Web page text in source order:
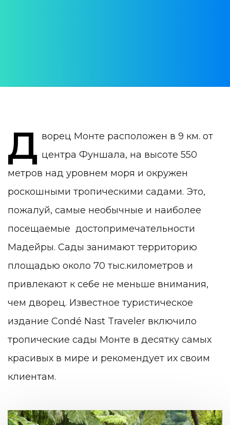
Д ворец Монте расположен в 9 км. от
центра Фуншала, на высоте 550
метров над уровнем моря и окружен
роскошными тропическими садами. Это,
пожалуй, самые необычные и наиболее
посещаемые достопримечательности
Мадейры. Сады занимают территорию
площадью около 70 тыс.километров и
привлекают к себе не меньше внимания,
чем дворец. Известное туристическое
издание Condé Nast Traveler включило
тропические сады Монте в десятку самых
красивых в мире и рекомендует их своим
клиентам.